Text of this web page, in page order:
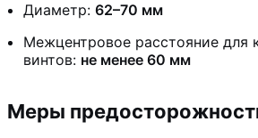
Диаметр: 62–70 мм
Межцентровое расстояние для
винтов: не менее 60 мм
Меры